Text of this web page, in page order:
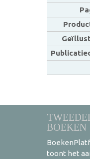
BOEKEN
toont het